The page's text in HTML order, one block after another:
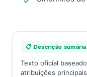
📋 Descrição sumária
Texto oficial
atribuições